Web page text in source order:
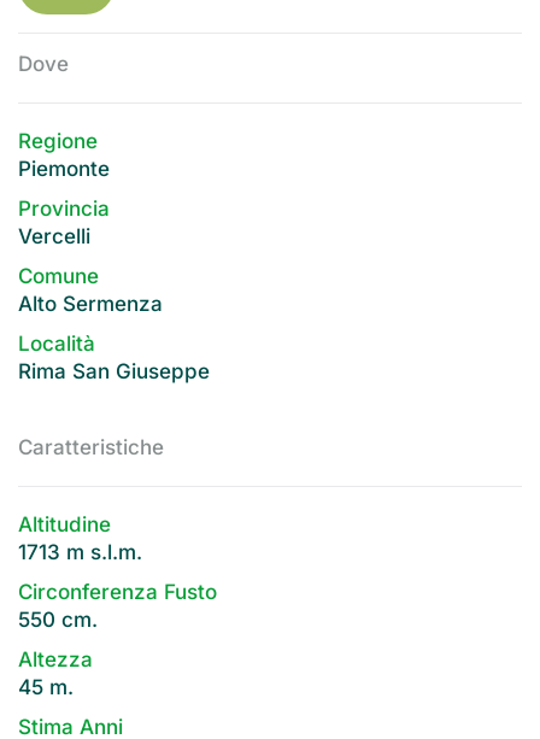
Dove
Regione
Piemonte
Provincia
Vercelli
Comune
Alto Sermenza
Località
Rima San Giuseppe
Caratteristiche
Altitudine
1713 m s.l.m.
Circonferenza Fusto
550 cm.
Altezza
45 m.
Stima Anni